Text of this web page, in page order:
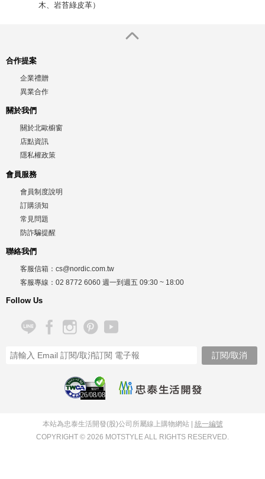
木、岩苔綠皮革）
合作提案
企業禮贈
異業合作
關於我們
關於北歐櫥窗
店點資訊
隱私權政策
會員服務
會員制度說明
訂購須知
常見問題
防詐騙提醒
聯絡我們
客服信箱： cs@nordic.com.tw
客服專線： 02 8772 6060 週一到週五 09:30 ~ 18:00
Follow Us
26/08/08
本站為忠泰生活開發(股)公司所屬線上購物網站 | 統一編號
COPYRIGHT © 2026 MOTSTYLE ALL RIGHTS RESERVED.